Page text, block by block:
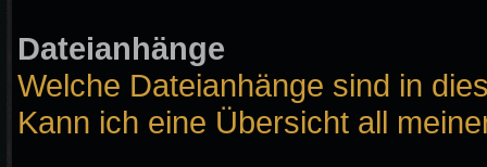
Dateianhänge
Welche Dateianhänge sind in
Kann ich eine Übersicht all